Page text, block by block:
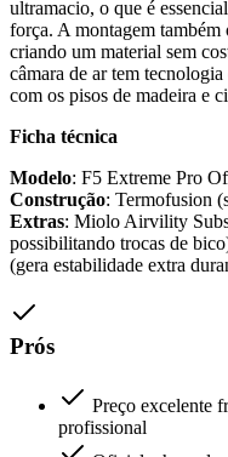
ultramacio, o que é
força. A montagem
criando um material sem
câmara de ar tem
com os pisos de madeira e
Ficha técnica
Modelo: F5 Extreme Pro
Construção: Termofusion
Extras: Miolo Airvility
possibilitando trocas de
(gera estabilidade extra
Prós
Preço excelente
profissional